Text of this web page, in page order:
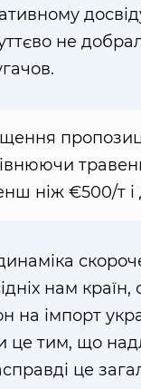
не
ніж €500/т і
нам
на імпорт
це тим, що
це